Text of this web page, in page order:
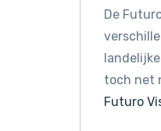
De
toch net
Futuro